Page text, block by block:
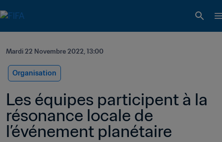
Mardi 22 Novembre 2022, 13:00
Organisation
Les équipes participent à la
résonance locale de
l’événement planétaire